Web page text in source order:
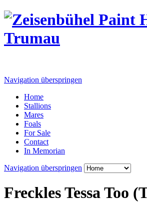
Navigation überspringen
Home
Stallions
Mares
Foals
For Sale
Contact
In Memorian
Navigation überspringen
Freckles Tessa Too